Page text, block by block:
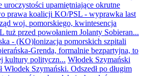
uroczystości upamiętniające okrutne
prawa koalicji KO/PSL - wyprawka last
woj. pomorskiego, kwintesencja
przed powołaniem Jolanty Sobieran...
- (KO)lonizacja pomorskich szpitali
Grenda, formalnie bezpartyjna, to
kultury polityczn... Włodek Szymański
Włodek Szymański. Odszedł po długim